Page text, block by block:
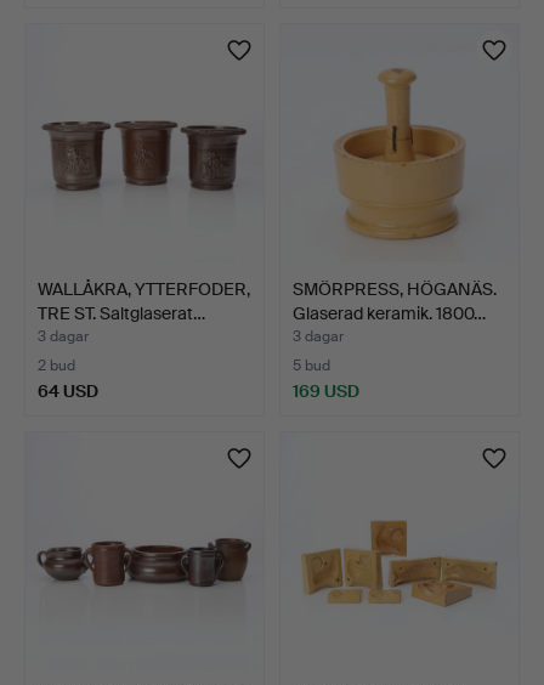
WALLÅKRA, YTTERFODER,
TRE ST. Saltglaserat…
3 dagar
2 bud
64 USD
SMÖRPRESS, HÖGANÄS.
Glaserad keramik. 1800…
3 dagar
5 bud
169 USD